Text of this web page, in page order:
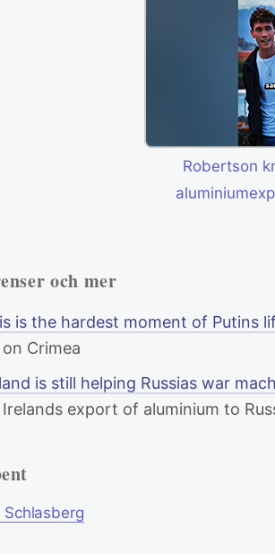
Robertson
och mer
is the hardest moment of Putins
on Crimea
is still helping Russias war
Irelands export of aluminium to